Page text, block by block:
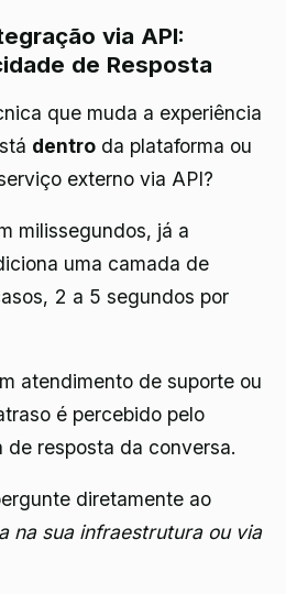
via API:
de Resposta
que muda a experiência
dentro da plataforma ou
externo via API?
milissegundos, já a
uma camada de
2 a 5 segundos por
atendimento de suporte ou
é percebido pelo
de resposta da conversa.
diretamente ao
na sua infraestrutura ou via